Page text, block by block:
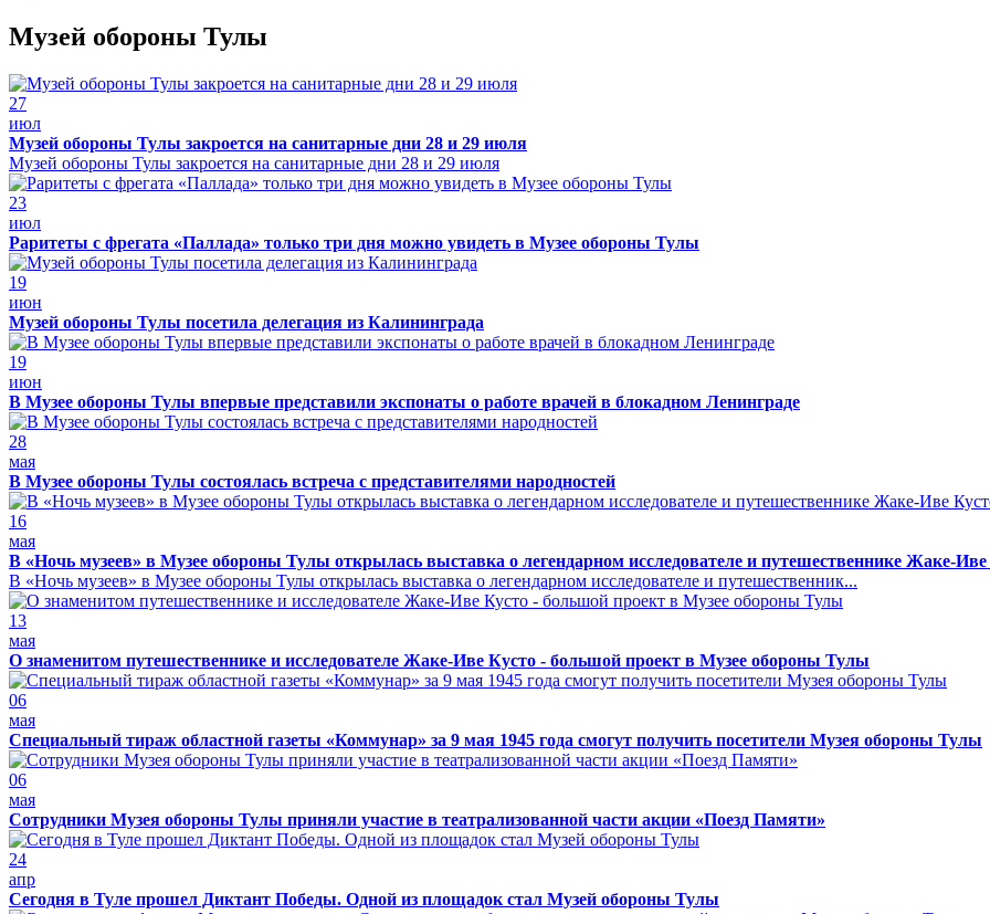
Музей обороны Тулы
27
июл
Музей обороны Тулы закроется на санитарные дни 28 и 29 июля
Музей обороны Тулы закроется на санитарные дни 28 и 29 июля
23
июл
Раритеты с фрегата «Паллада» только три дня можно увидеть в Музее обороны Тулы
19
июн
Музей обороны Тулы посетила делегация из Калининграда
19
июн
В Музее обороны Тулы впервые представили экспонаты о работе врачей в блокадном Ленинграде
28
мая
В Музее обороны Тулы состоялась встреча с представителями народностей
16
мая
В «Ночь музеев» в Музее обороны Тулы открылась выставка о легендарном исследователе и путешественнике Жаке-
В «Ночь музеев» в Музее обороны Тулы открылась выставка о легендарном исследователе и путешественник...
13
мая
О знаменитом путешественнике и исследователе Жаке-Иве Кусто - большой проект в Музее обороны Тулы
06
мая
Специальный тираж областной газеты «Коммунар» за 9 мая 1945 года смогут получить посетители Музея обороны Тулы
06
мая
Сотрудники Музея обороны Тулы приняли участие в театрализованной части акции «Поезд Памяти»
24
апр
Сегодня в Туле прошел Диктант Победы. Одной из площадок стал Музей обороны Тулы